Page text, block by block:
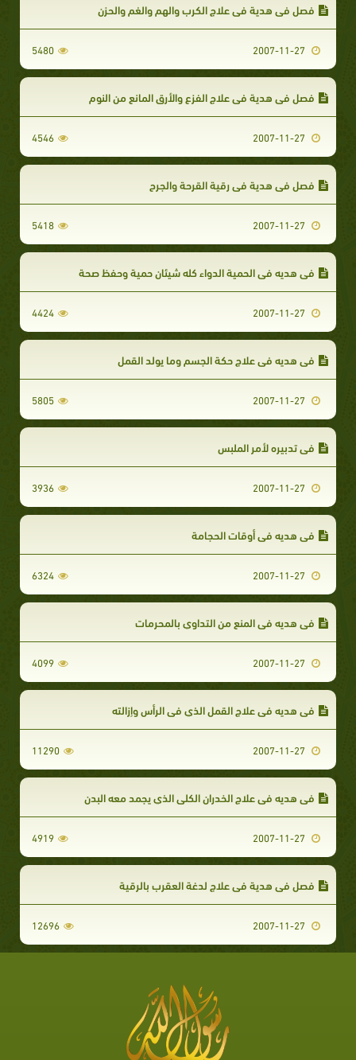
فصل في هدية في علاج الكرب والهم والغم والحزن
5480
فصل في هدية في علاج الفزع والأرق المانع من النوم
4546
فصل في هدية في رقية القرحة والجرح
5418
في هديه في الحمية الدواء كله شيئان حمية وحفظ صحة
4424
في هديه في علاج حكة الجسم وما يولد القمل
5805
في تدبيره لأمر الملبس
3936
في هديه في أوقات الحجامة
6324
في هديه في المنع من التداوي بالمحرمات
4099
في هديه في علاج القمل الذي في الرأس وإزالته
11290
في هديه في علاج الخدران الكلي الذي يجمد معه البدن
4919
فصل في هدية في علاج لدغة العقرب بالرقية
12696